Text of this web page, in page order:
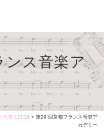
ンス音楽ア
クラス2019 > 第29 回京都フランス音楽ア
カデミー